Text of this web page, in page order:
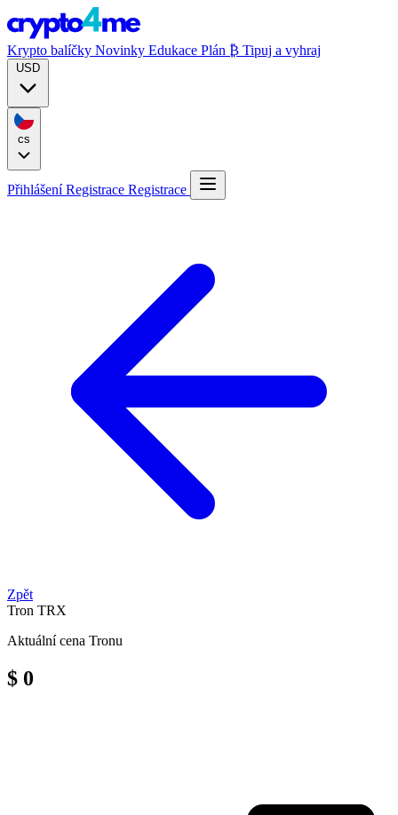
Krypto balíčky Novinky Edukace Plán ₿ Tipuj a vyhraj
PřihlášeníRegistrace Registrace
Zpět
Tron TRX
Aktuální cena Tronu
$ 0